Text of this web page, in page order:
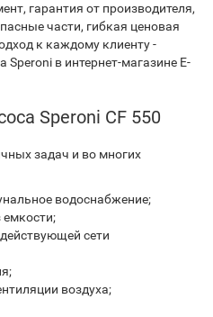
гарантия от производителя,
части, гибкая ценовая
к каждому клиенту -
в интернет-магазине E-
Speroni CF 550
задач и во многих
водоснабжение;
емкости;
сети
воздуха;